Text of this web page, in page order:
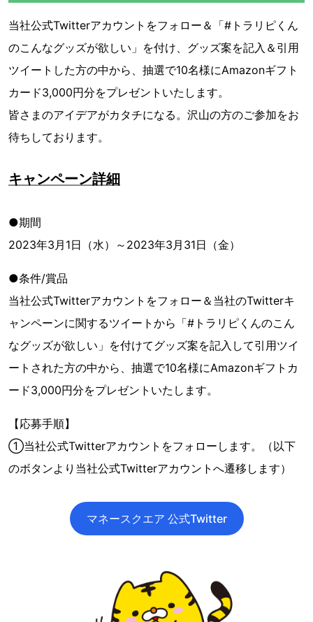
当社公式Twitterアカウントをフォロー＆「#トラリピくん
のこんなグッズが欲しい」を付け、グッズ案を記入＆引用
ツイートした方の中から、抽選で10名様にAmazonギフト
カード3,000円分をプレゼントいたします。
皆さまのアイデアがカタチになる。沢山の方のご参加をお
待ちしております。
キャンペーン詳細
●期間
2023年3月1日（水）～2023年3月31日（金）
●条件/賞品
当社公式Twitterアカウントをフォロー＆当社のTwitterキ
ャンペーンに関するツイートから「#トラリピくんのこん
なグッズが欲しい」を付けてグッズ案を記入して引用ツイ
ートされた方の中から、抽選で10名様にAmazonギフトカ
ード3,000円分をプレゼントいたします。
【応募手順】
①当社公式Twitterアカウントをフォローします。（以下
のボタンより当社公式Twitterアカウントへ遷移します）
マネースクエア 公式Twitter